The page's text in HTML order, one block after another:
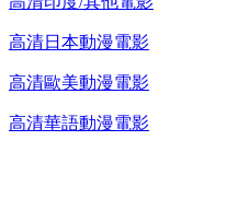
高清日本動漫電影
高清歐美動漫電影
高清華語動漫電影